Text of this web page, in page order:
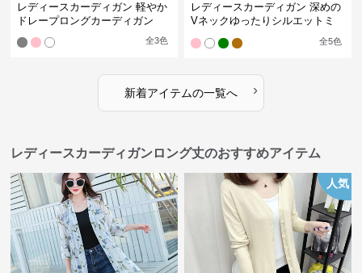
レディースカーディガン 軽やか
ドレープロングカーディガン
全3色
レディースカーディガン 深めの
Vネックゆったりシルエットミ
全5色
新着アイテムの一覧へ ›
レディースカーディガンロング丈のおすすめアイテム
人気